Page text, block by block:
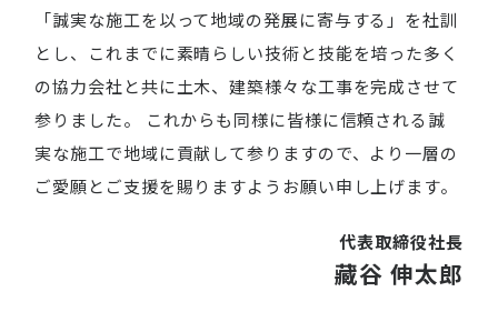
「誠実な施工を以って地域の発展に寄与する」を社訓
とし、これまでに素晴らしい技術と技能を培った多く
の協力会社と共に土木、建築様々な工事を完成させて
参りました。 これからも同様に皆様に信頼される誠
実な施工で地域に貢献して参りますので、 より一層の
ご愛願とご支援を賜りますようお願い申し上げます。
代表取締役社長
藏谷 伸太郎